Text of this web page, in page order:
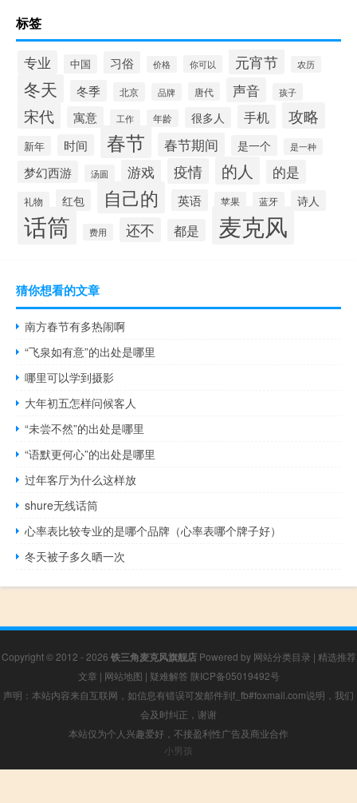
标签
专业 中国 习俗 价格 你可以 元宵节 农历
冬天 冬季 北京 品牌 唐代 声音 孩子
宋代 寓意 工作 年龄 很多人 手机 攻略
新年 时间 春节 春节期间 是一个 是一种
梦幻西游 汤圆 游戏 疫情 的人 的是
礼物 红包 自己的 英语 苹果 蓝牙 诗人
话筒 费用 还不 都是 麦克风
猜你想看的文章
南方春节有多热闹啊
“飞泉如有意”的出处是哪里
哪里可以学到摄影
大年初五怎样问候客人
“未尝不然”的出处是哪里
“语默更何心”的出处是哪里
过年客厅为什么这样放
shure无线话筒
心率表比较专业的是哪个品牌（心率表哪个牌子好）
冬天被子多久晒一次
Copyright © 2012 - 2026 铁三角麦克风旗舰店Powered by 网站分类目录 | 精选推荐
文章 | 网站地图 | 疑难解答 陕ICP备05019492号
声明：本站内容来自互联网，如信息有错误可发邮件到f_fb#foxmail.com说明，我们
会及时纠正，谢谢
本站仅为个人兴趣爱好，不接盈利性广告及商业合作
小男孩